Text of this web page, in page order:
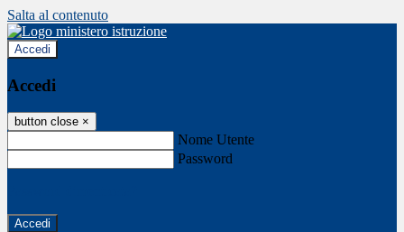
Salta al contenuto
Accedi
Accedi
button close ×
Nome Utente
Password